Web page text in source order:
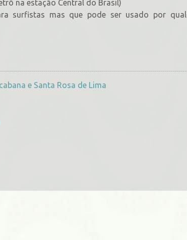
na estação Central do Brasil)
surfistas mas que pode ser usado por
e Santa Rosa de Lima